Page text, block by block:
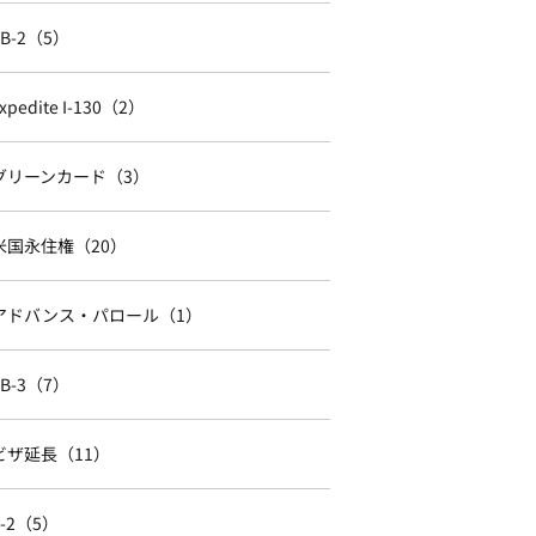
2（5）
I-130（2）
リーンカード（3）
国永住権（20）
ドバンス・パロール（1）
3（7）
ザ延長（11）
2（5）